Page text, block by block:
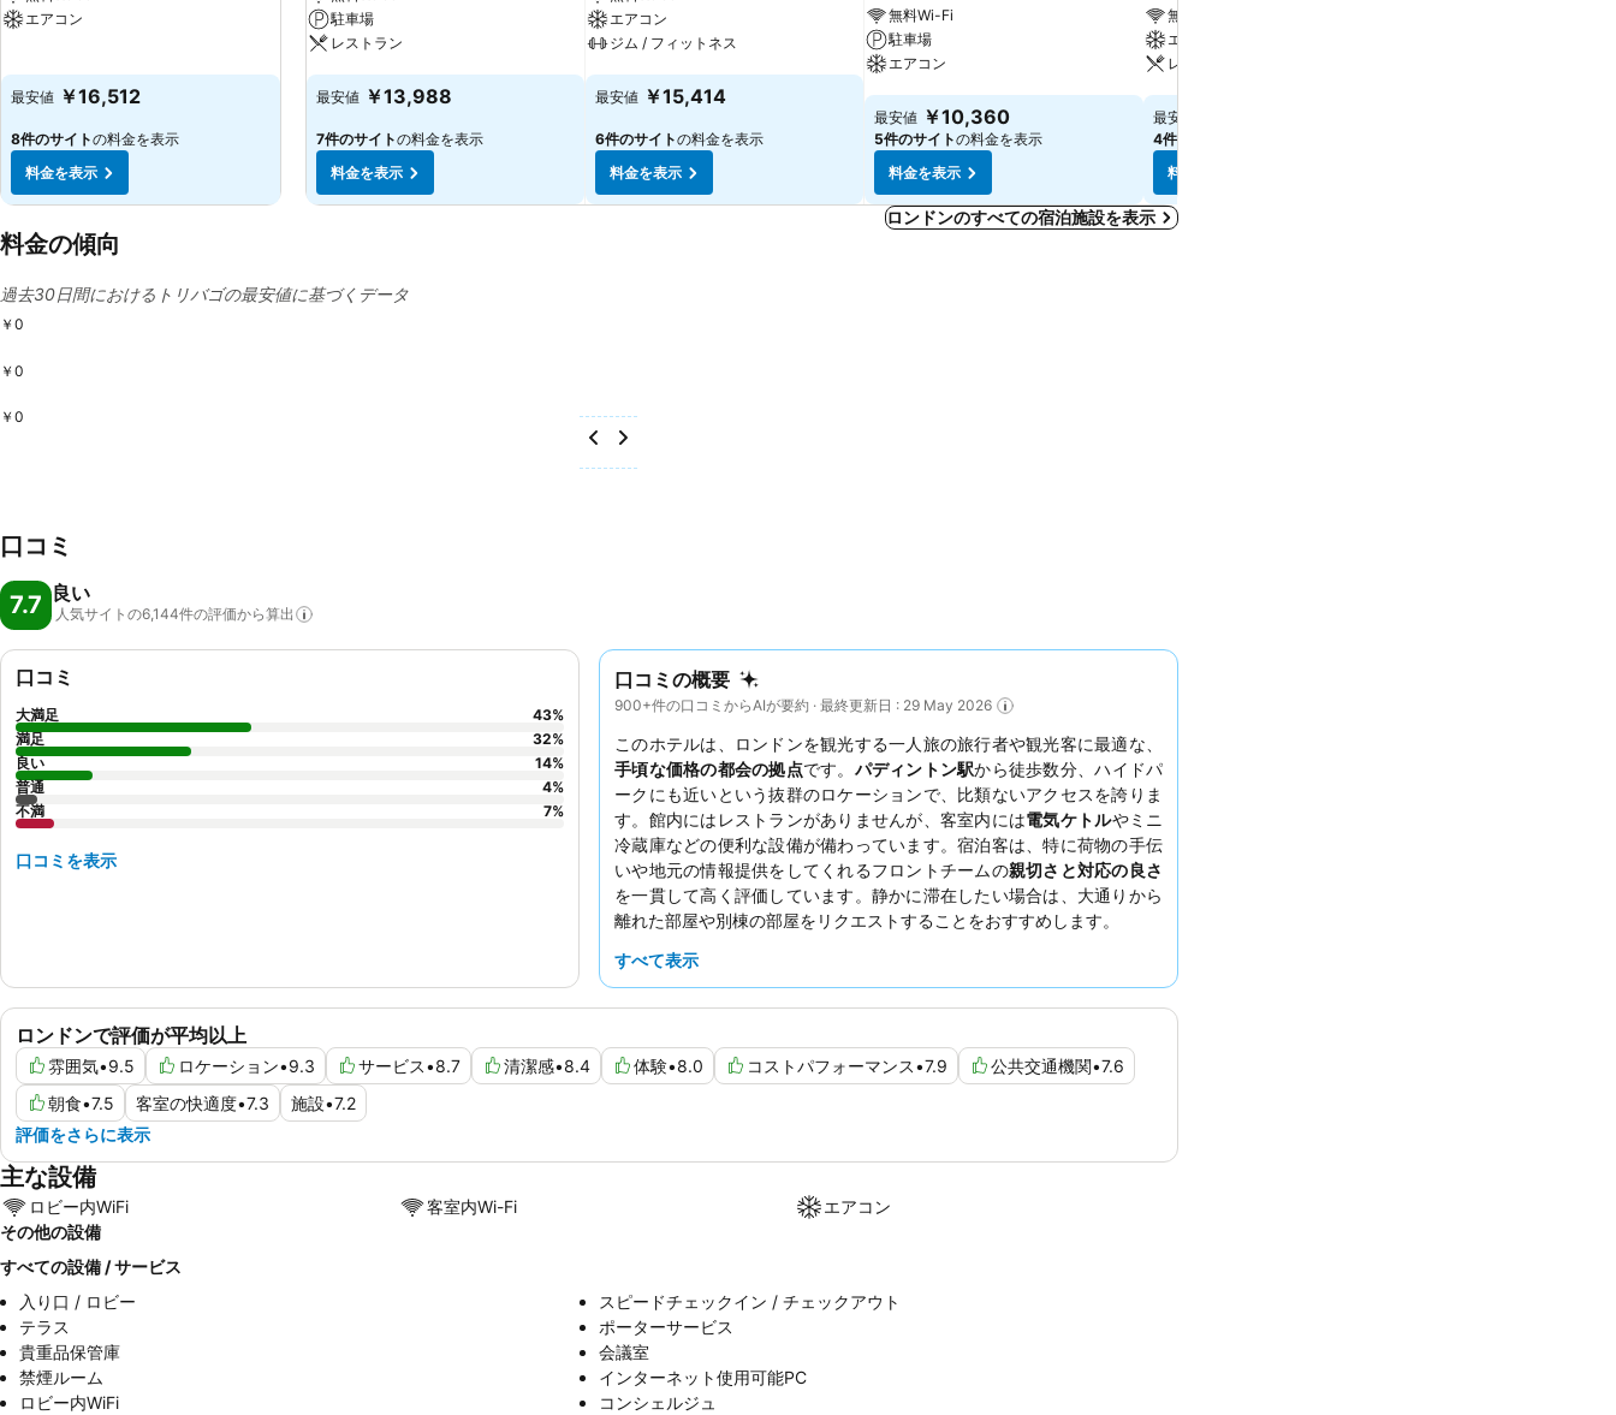
エアコン
最安値 ￥16,512
8件のサイトの料金を表示
料金を表示
駐車場
レストラン
料金を表示
最安値 ￥13,988
7件のサイトの料金を表示
料金を表示
エアコン
ジム / フィットネス
料金を表示
最安値 ￥15,414
6件のサイトの料金を表示
料金を表示
無料Wi-Fi
駐車場
エアコン
料金を表示
最安値 ￥10,360
5件のサイトの料金を表示
料金を表示
無料Wi-Fi
エアコン
レストラン
料金を表示
最安値
4件のサイト
料金を表示
ロンドンのすべての宿泊施設を表示
料金の傾向
過去30日間におけるトリバゴの最安値に基づくデータ
￥0
￥0
￥0
口コミ
7.7 良い
人気サイトの6,144件の評価から算出
口コミの概要
900+件の口コミからAIが要約 · 最終更新日 : 29 May 2026
このホテルは、ロンドンを観光する一人旅の旅行者や観光客に最適な、
手頃な価格の都会の拠点です。 パディントン駅から徒歩数分、ハイドパ
ークにも近いという抜群のロケーションで、比類ないアクセスを誇りま
す。館内にはレストランがありませんが、客室内には電気ケトルやミニ
冷蔵庫などの便利な設備が備わっています。宿泊客は、特に荷物の手伝
いや地元の情報提供をしてくれるフロントチームの親切さと対応の良さ
を一貫して高く評価しています。静かに滞在したい場合は、大通りから
離れた部屋や別棟の部屋をリクエストすることをおすすめします。
すべて表示
ロンドンで評価が平均以上
雰囲気•9.5 ロケーション•9.3 サービス•8.7 清潔感•8.4 体験•8.0 コストパフォーマンス•7.9 公共交通機関•7.6
朝食•7.5 客室の快適度•7.3 施設•7.2
評価をさらに表示
口コミ
大満足 43%
満足
32%
良い
14%
普通
4%
不満
7%
口コミを表示
主な設備
ロビー内WiFi 客室内Wi-Fi
エアコン
その他の設備
すべての設備 / サービス
入り口 / ロビー
スピードチェックイン / チェックアウト
テラス
ポーターサービス
貴重品保管庫
会議室
禁煙ルーム
インターネット使用可能PC
ロビー内WiFi
コンシェルジュ